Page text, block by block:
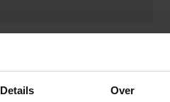
Details Over